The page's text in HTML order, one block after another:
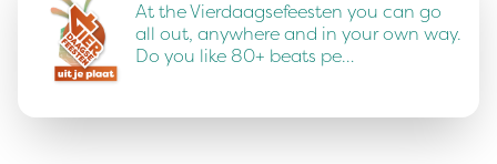
At the Vierdaagsefeesten you can go
all out, anywhere and in your own way.
Do you like 80+ beats pe…